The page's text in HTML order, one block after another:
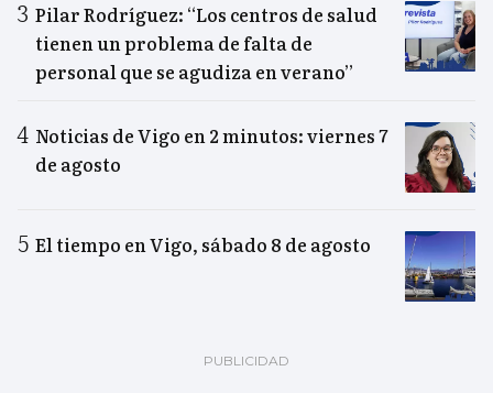
Pilar Rodríguez: “Los centros de salud
tienen un problema de falta de
personal que se agudiza en verano”
Noticias de Vigo en 2 minutos: viernes 7
de agosto
El tiempo en Vigo, sábado 8 de agosto